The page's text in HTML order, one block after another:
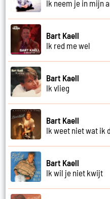
Ik neem je in mijn
Bart Kaell
Ik red me wel
Bart Kaell
Ik vlieg
Bart Kaell
Ik weet niet wat ik
Bart Kaell
Ik wil je niet kwijt